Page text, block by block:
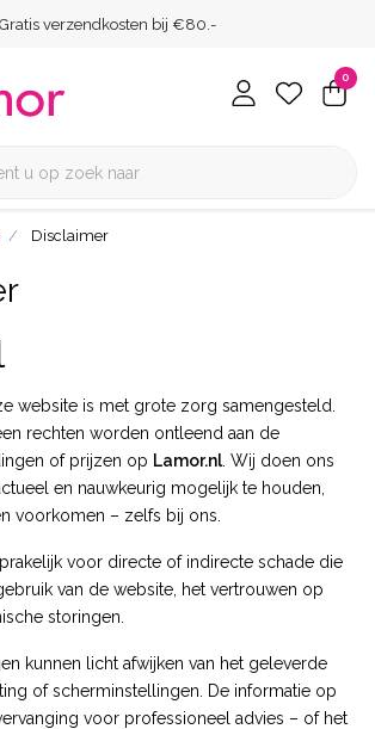
Gratis verzendkosten bij €80.-
0
Disclaimer
website is met grote zorg samengesteld.
rechten worden ontleend aan de
of prijzen op Lamor.nl. Wij doen ons
en nauwkeurig mogelijk te houden,
voorkomen – zelfs bij ons.
voor directe of indirecte schade die
van de website, het vertrouwen op
storingen.
kunnen licht afwijken van het geleverde
of scherminstellingen. De informatie op
voor professioneel advies – of het